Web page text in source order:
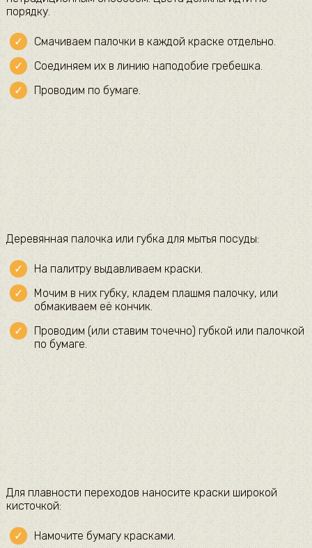
порядку.
Смачиваем палочки в каждой краске отдельно.
Соединяем их в линию наподобие гребешка.
Проводим по бумаге.
Деревянная палочка или губка для мытья посуды:
На палитру выдавливаем краски.
Мочим в них губку, кладем плашмя палочку, или
обмакиваем её кончик.
Проводим (или ставим точечно) губкой или палочкой
по бумаге.
Для плавности переходов наносите краски широкой
кисточкой:
Намочите бумагу красками.